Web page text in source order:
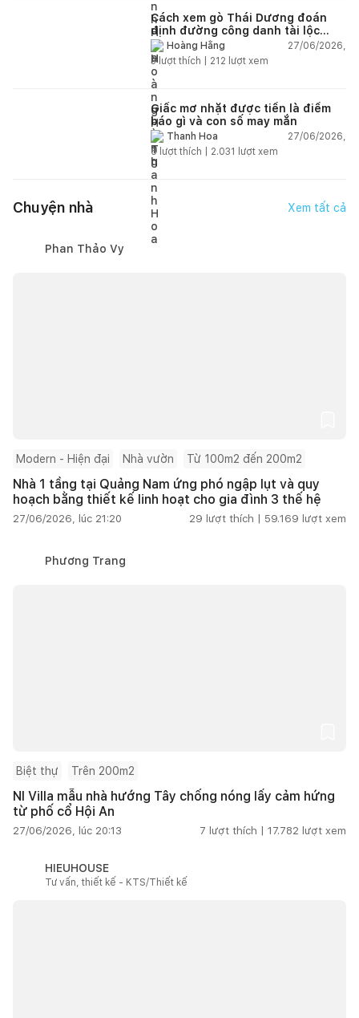
Cách xem gò Thái Dương đoán
định đường công danh tài lộc
theo nhân tướng học
Hoàng Hằng
27/06/2026,
3lượt thích | 212 lượt xem
Giấc mơ nhặt được tiền là điềm
báo gì và con số may mắn
Thanh Hoa
27/06/2026,
6 lượt thích | 2.031 lượt xem
Chuyện nhà Xem tất cả
Phan Thảo Vy
Modern - Hiện đại Nhà vườn Từ 100m2 đến 200m2
Nhà 1 tầng tại Quảng Nam ứng phó ngập lụt và quy
hoạch bằng thiết kế linh hoạt cho gia đình 3 thế hệ
27/06/2026, lúc 21:20 29 lượt thích | 59.169 lượt xem
Phương Trang
Biệt thự Trên 200m2
NI Villa mẫu nhà hướng Tây chống nóng lấy cảm hứng
từ phố cổ Hội An
27/06/2026, lúc 20:13 7 lượt thích | 17.782 lượt xem
HIEUHOUSE
Tư vấn, thiết kế - KTS/Thiết kế